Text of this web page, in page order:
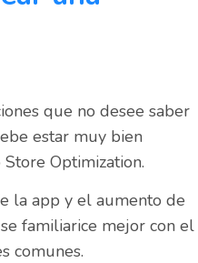
que no desee saber
estar muy bien
Optimization.
la app y el aumento de
familiarice mejor con el
comunes.